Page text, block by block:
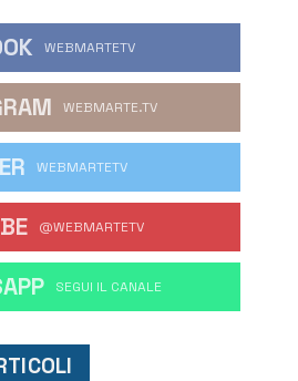
WEBMARTETV
WEBMARTE.TV
WEBMARTETV
@WEBMARTETV
‎SEGUI IL CANALE